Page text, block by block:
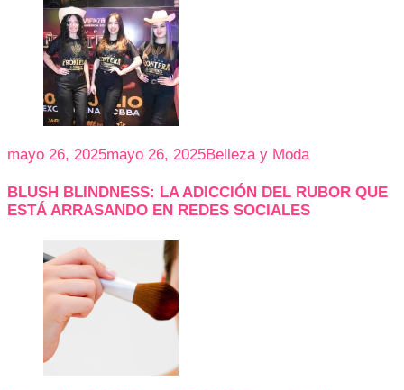
mayo 26, 2025mayo 26, 2025Belleza y Moda
BLUSH BLINDNESS: LA ADICCIÓN DEL RUBOR QUE
ESTÁ ARRASANDO EN REDES SOCIALES